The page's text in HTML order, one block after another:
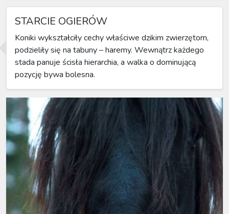
STARCIE OGIERÓW
Koniki wykształciły cechy właściwe dzikim zwierzętom,
podzieliły się na tabuny – haremy. Wewnątrz każdego
stada panuje ścisła hierarchia, a walka o dominującą
pozycję bywa bolesna.